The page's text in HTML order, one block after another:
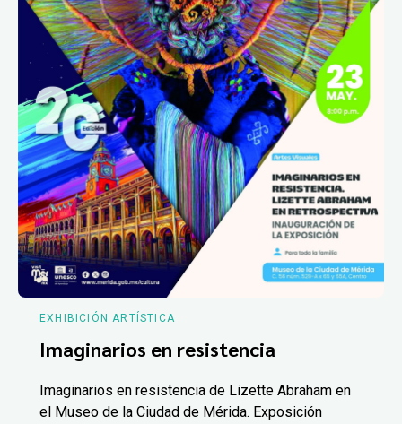
EXHIBICIÓN ARTÍSTICA
Imaginarios en resistencia
Imaginarios en resistencia de Lizette Abraham en
el Museo de la Ciudad de Mérida. Exposición